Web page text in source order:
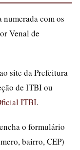
com os
Venal de
site da Prefeitura
de ITBI ou
ITBI.
o formulário
bairro, CEP)